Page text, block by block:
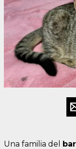
Una familia del